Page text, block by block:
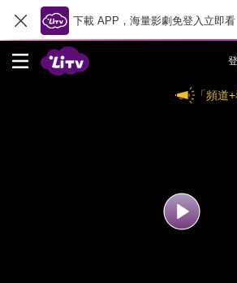
下載 APP，海量影劇免登入立即看
「頻道